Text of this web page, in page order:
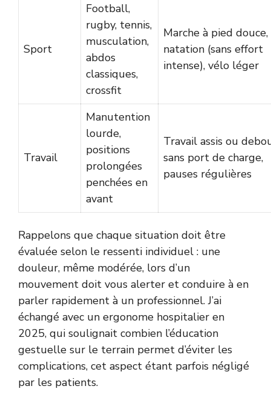
Sport
Football,
rugby, tennis,
musculation,
abdos
classiques,
crossfit
Marche à pied douce,
natation (sans effort
intense), vélo léger
Travail
Manutention
lourde,
positions
prolongées
penchées en
avant
Travail assis ou
sans port de charge,
pauses régulières
Rappelons que chaque situation doit être
évaluée selon le ressenti individuel : une
douleur, même modérée, lors d’un
mouvement doit vous alerter et conduire à en
parler rapidement à un professionnel. J’ai
échangé avec un ergonome hospitalier en
2025, qui soulignait combien l’éducation
gestuelle sur le terrain permet d’éviter les
complications, cet aspect étant parfois négligé
par les patients.